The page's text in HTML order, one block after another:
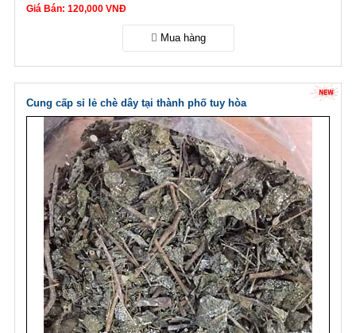
Giá Bán: 120,000 VNĐ
Cung cấp sỉ lẻ chè dây tại thành phố tuy hòa